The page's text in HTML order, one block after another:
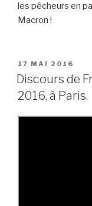
les pêcheurs en
Macron !
PUBLIÉ
LE
17 MAI 2016
Discours de
2016, à Paris.